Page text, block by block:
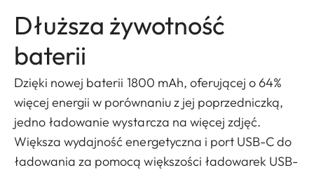
Dłuższa żywotność
baterii
Dzięki nowej baterii 1800 mAh, oferującej o 64%
więcej energii w porównaniu z jej poprzedniczką,
jedno ładowanie wystarcza na więcej zdjęć.
Większa wydajność energetyczna i port USB-C do
ładowania za pomocą większości ładowarek USB-